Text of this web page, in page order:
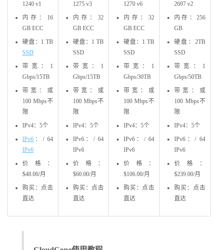
1240 v1
内存：16
GB ECC
硬盘：1 TB
SSD
带宽：1
Gbps/15TB
带宽：或
100 Mbps不
限
IPv4：5个
IPv6 ：/ 64
IPv6
价格：
$48.00/月
购买：点击
直达
1275 v3
内存：32
GB ECC
硬盘：1 TB
SSD
带宽：1
Gbps/15TB
带宽：或
100 Mbps不
限
IPv4：5个
IPv6：/ 64
IPv6
价格：
$60.00/月
购买：点击
直达
1270 v6
内存：32
GB ECC
硬盘：1 TB
SSD
带宽：1
Gbps/30TB
带宽：或
100 Mbps不
限
IPv4：5个
IPv6：/ 64
IPv6
价格：
$106.00/月
购买：点击
直达
2697 v2
内存：256
GB
硬盘：2TB
SSD
带宽：1
Gbps/50TB
带宽：或
100 Mbps不
限
IPv4：5个
IPv6：/ 64
IPv6
价格：
$239.00/月
购买：点击
直达